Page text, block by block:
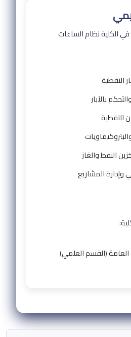
في الكلية نظام الساعات
النفطية
بالآبار
النفطية
النفط والغاز
وإدارة المشاريع
العامة (القسم العلمي)